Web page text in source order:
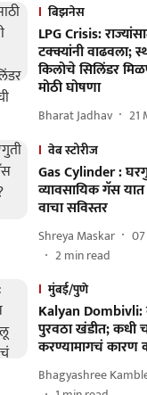
बिझनेस
LPG Crisis:
टक्क्यांनी वाढवला;
किलोचे सिलिंडर
मोठी घोषणा
Bharat Jadhav 21
वेब स्टोरीज
Gas Cylinder :
व्यावसायिक गॅस
वाचा सविस्तर
Shreya Maskar
2min read
मुंबई/पुणे
Kalyan Dombivli:
पुरवठा खंडीत; कधी
करण्यामागचं कारण
Bhagyashree